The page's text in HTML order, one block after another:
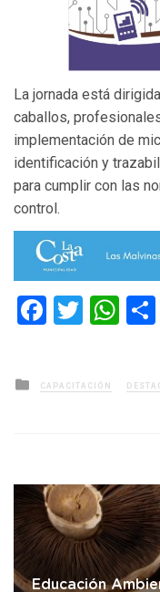
La jornada está
caballos,
implementación de
identificación y
para cumplir con las
control.
Facebook
Twitter
Posted
in
CAPACITACIÓN
Educación